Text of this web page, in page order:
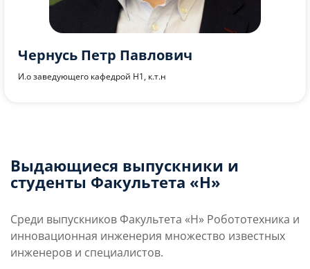
Перфилова Анна Дмитриевна
Ассистент кафедры Н1
Выдающиеся выпускники и
студенты Факультета «Н»
Среди выпускников Факультета «Н» Робототехника и
инновационная инженерия множество известных
инженеров и специалистов.